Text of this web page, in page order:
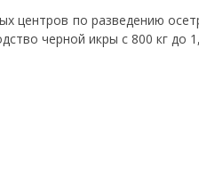
центров по разведению
черной икры с 800 кг до